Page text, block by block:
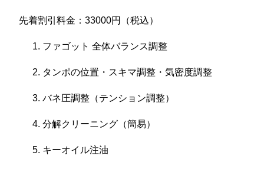
先着割引料金：33000円（税込）
ファゴット 全体バランス調整
タンポの位置・スキマ調整・気密度調整
バネ圧調整（テンション調整）
分解クリーニング（簡易）
キーオイル注油